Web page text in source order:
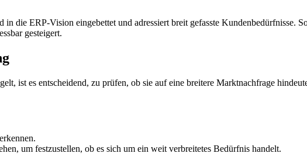
die ERP-Vision eingebettet und adressiert breit gefasste Kundenbedürfnisse.
gesteigert.
ist es entscheidend, zu prüfen, ob sie auf eine breitere Marktnachfrage
um festzustellen, ob es sich um ein weit verbreitetes Bedürfnis handelt.